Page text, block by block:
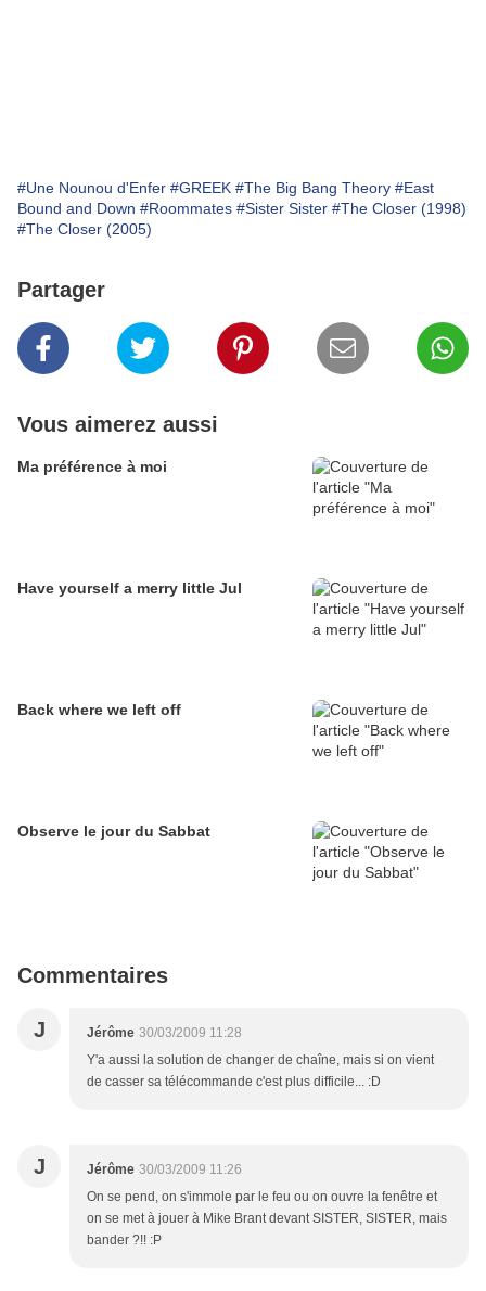
#Une Nounou d'Enfer #GREEK #The Big Bang Theory #East
Bound and Down #Roommates #Sister Sister #The Closer (1998)
#The Closer (2005)
Partager
Vous aimerez aussi
Ma préférence à moi
Have yourself a merry little Jul
Back where we left off
Observe le jour du Sabbat
Commentaires
J Jérôme 30/03/2009 11:28
Y'a aussi la solution de changer de chaîne, mais si on vient
de casser sa télécommande c'est plus difficile... :D
J Jérôme 30/03/2009 11:26
On se pend, on s'immole par le feu ou on ouvre la fenêtre et
on se met à jouer à Mike Brant devant SISTER, SISTER, mais
bander ?!! :P